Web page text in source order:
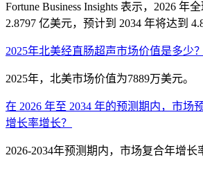
Fortune Business Insights 表示，2026 年
2.8797 亿美元，预计到 2034 年将达到
2025年北美经直肠超声市场价值是多少？
2025年，北美市场价值为7889万美元。
在 2026 年至 2034 年的预测期内，市场
增长率增长？
2026-2034年预测期内，市场复合年增长